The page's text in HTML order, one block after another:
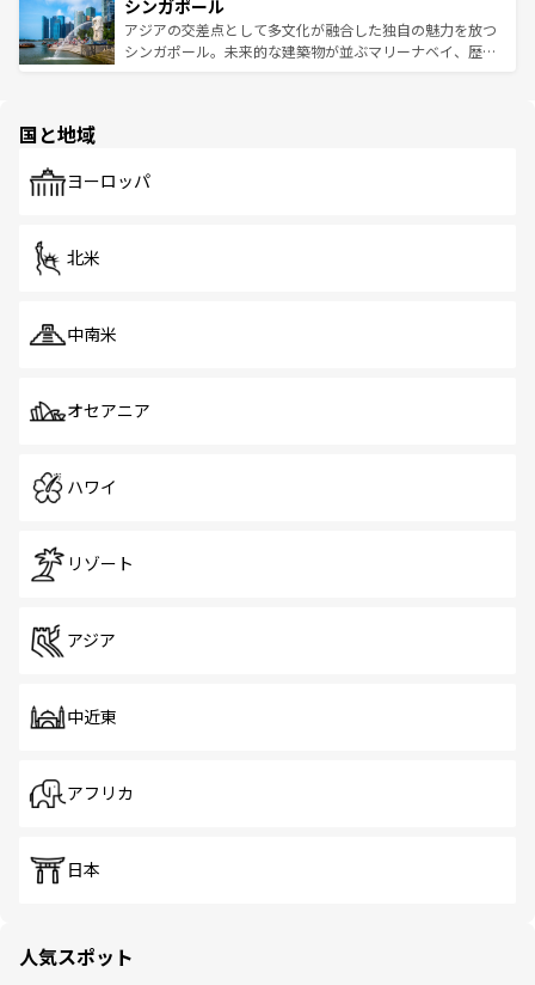
参照してほしい。
激する。気候は一年中温暖で、どの季節にも異なる楽しみ
が待っている。親しみやすいタイの人々、仏教を中心とし
た文化、そして多様な観光資源が、訪れる旅人を魅了し続
み、どこを訪れても感動するはず。観光スポットが密集し
ており、効率よく見どころを回れるのも魅力。息をのむよ
うな絶景から文化的な体験まで、香港を存分に楽しみ尽く
シンガポール
アジアの交差点として多文化が融合した独自の魅力を放つ
シンガポール。未来的な建築物が並ぶマリーナベイ、歴史
で、ホーカーズは地元の風情を楽しめる外せないスポット
国と地域
ヨーロッパ
北米
中南米
オセアニア
ハワイ
リゾート
アジア
中近東
アフリカ
日本
人気スポット